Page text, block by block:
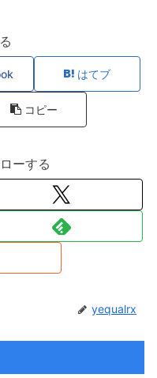
はてブ
コピー
ーする
yequalrx